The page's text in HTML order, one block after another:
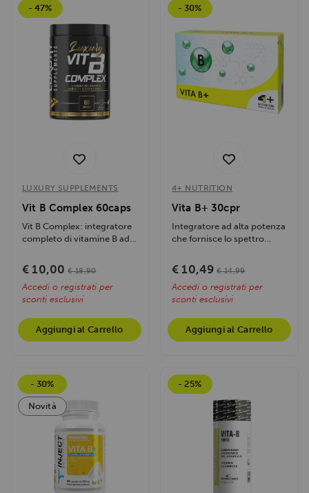
- 47%
LUXURY SUPPLEMENTS
Vit B Complex 60caps
Vit B Complex: integratore
completo di vitamine B ad
supporta...
€ 10,00 € 18,90
Accedi o registrati per
sconti esclusivi
Aggiungi al Carrello
- 30%
4+ NUTRITION
Vita B+ 30cpr
Integratore ad alta potenza
che fornisce lo spettro
gruppo...
€ 10,49 € 14,99
Accedi o registrati per
sconti esclusivi
Aggiungi al Carrello
- 30%
Novità
- 25%